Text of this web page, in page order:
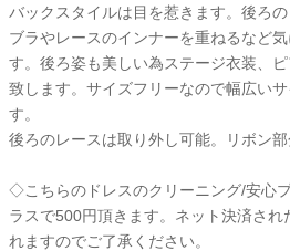
バックスタイルは目を惹きます。後ろ
ブラやレースのインナーを重ねるなど
す。後ろ姿も美しい為ステージ衣装、
致します。サイズフリーなので幅広い
す。
後ろのレースは取り外し可能。リボン部
◇こちらのドレスのクリーニング/安心
ラスで500円頂きます。ネット決済され
れますのでご了承ください。